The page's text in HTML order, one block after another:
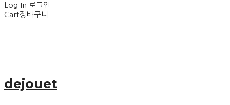
Log In 로그인
Cart장바구니
dejouet